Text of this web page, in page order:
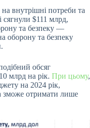
внутрішні потреби та
сягнули $111 млрд,
та безпеку —
оборону та безпеку
обсяг
млрд на рік. При цьому,
на 2024 рік,
зможе отримати лише